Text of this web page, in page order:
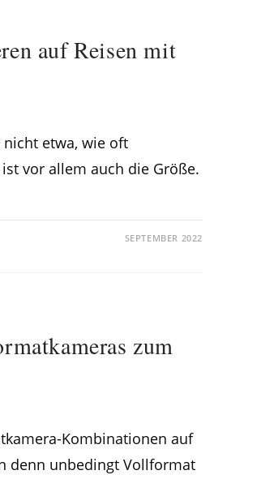
auf Reisen mit
etwa, wie oft
vor allem auch die Größe.
SEPTEMBER 2022
zum
Kombinationen auf
denn unbedingt Vollformat